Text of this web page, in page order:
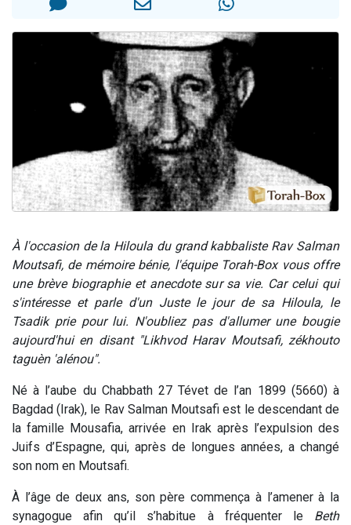
Il reste 49 places pour étudier en groupe sur Zoom
Ariel vient de donner son Maasser
Nathaniel vient de donner son Maasser
À l'occasion de la Hiloula du grand kabbaliste Rav Salman
Moutsafi, de mémoire bénie, l'équipe Torah-Box vous offre
une brève biographie et anecdote sur sa vie. Car celui qui
s'intéresse et parle d'un Juste le jour de sa Hiloula, le
Tsadik prie pour lui. N'oubliez pas d'allumer une bougie
aujourd'hui en disant "Likhvod Harav Moutsafi, zékhouto
taguèn 'alénou".
Né à l’aube du Chabbath 27 Tévet de l’an 1899 (5660) à
Bagdad (Irak), le Rav Salman Moutsafi est le descendant de
la famille Mousafia, arrivée en Irak après l’expulsion des
Juifs d’Espagne, qui, après de longues années, a changé
son nom en Moutsafi.
À l’âge de deux ans, son père commença à l’amener à la
synagogue afin qu’il s’habitue à fréquenter le Beth